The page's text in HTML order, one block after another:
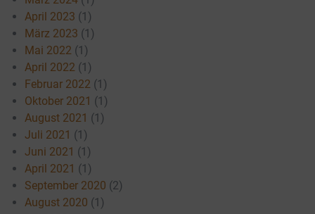
April 2023 (1)
März 2023 (1)
Mai 2022 (1)
April 2022 (1)
Februar 2022 (1)
Oktober 2021 (1)
August 2021 (1)
Juli 2021 (1)
Juni 2021 (1)
April 2021 (1)
September 2020 (2)
August 2020 (1)